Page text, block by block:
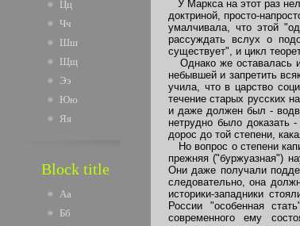
Цц
Чч
Шш
Щщ
Ээ
Юю
Яя
Block title
Аа
Бб
У Маркса на этот раз
доктриной, просто-
умалчивала, что этой
рассуждать вслух о
существует", и цикл
Однако же оставалась
небывшей и запретить
учила, что в царство
течение старых русских
и даже должен был -
нетрудно было доказать
дорос до той степени,
Но вопрос о степени
прежняя ("буржуазная")
Они даже получали
следовательно, она
историки-западники
России "особенная
современного ему